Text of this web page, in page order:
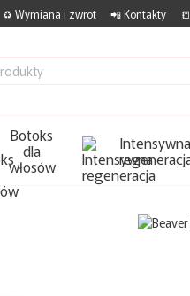
♻️ Wymiana i zwrot 📲 Kontakty
Botoks
dla
włosów
Intensywna